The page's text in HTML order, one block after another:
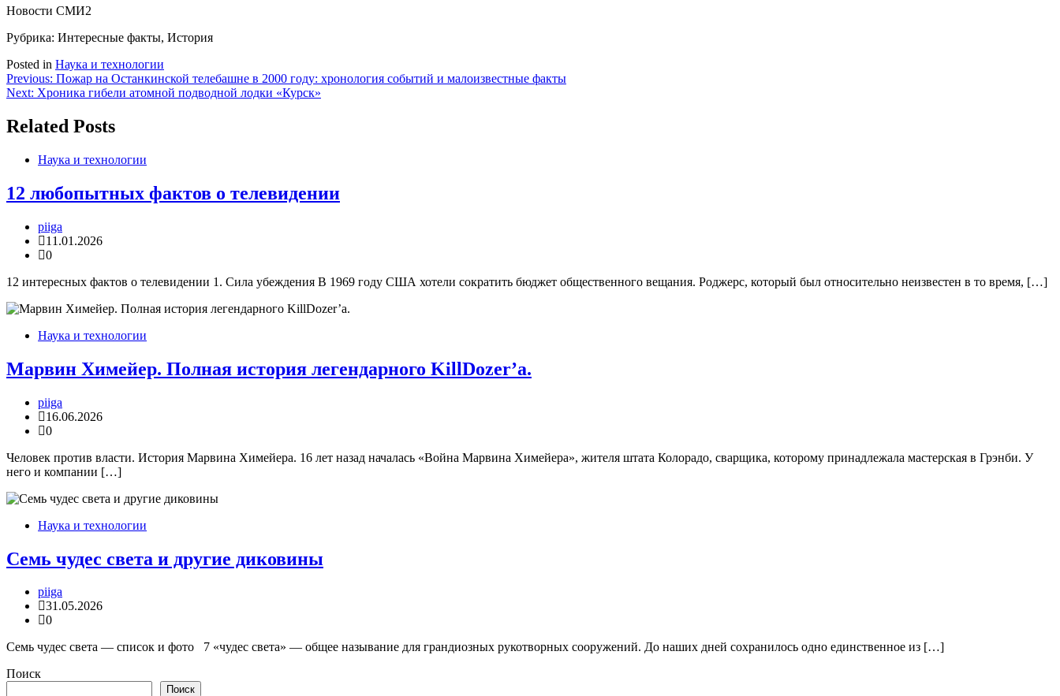
Новости СМИ2
Рубрика: Интересные факты, История
Posted in Наука и технологии
Навигация
по
записям
Previous: Пожар на Останкинской телебашне в 2000 году: хронология событий и малоизвестные факты
Next: Хроника гибели атомной подводной лодки «Курск»
Related Posts
Наука и технологии
12 любопытных фактов о телевидении
piiga
11.01.2026
0
12 интересных фактов о телевидении 1. Сила убеждения В 1969 году США хотели сократить бюджет общественного вещания. Роджерс, который был относительно неизвестен в то время, […]
Наука и технологии
Марвин Химейер. Полная история легендарного KillDozer’а.
piiga
16.06.2026
0
Человек против власти. История Марвина Химейера. 16 лет назад началась «Война Марвина Химейера», жителя штата Колорадо, сварщика, которому принадлежала мастерская в Грэнби. У
него и компании […]
Наука и технологии
Семь чудес света и другие диковины
piiga
31.05.2026
0
Семь чудес света — список и фото 7 «чудес света» — общее называние для грандиозных рукотворных сооружений. До наших дней сохранилось одно единственное из […]
Поиск
Поиск